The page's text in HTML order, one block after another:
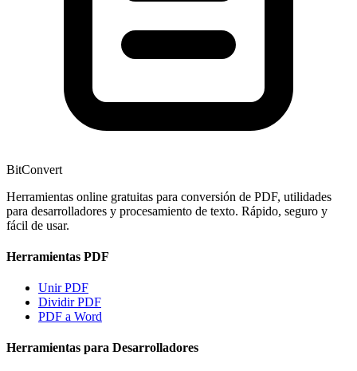
BitConvert
Herramientas online gratuitas para conversión de PDF, utilidades
para desarrolladores y procesamiento de texto. Rápido, seguro y
fácil de usar.
Herramientas PDF
Unir PDF
Dividir PDF
PDF a Word
Herramientas para Desarrolladores